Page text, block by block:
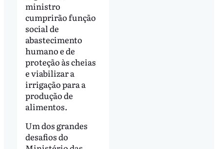
ministro
cumprirão função
social de
abastecimento
humano e de
proteção às cheias
e viabilizar a
irrigação para a
produção de
alimentos.
Um dos grandes
desafios do